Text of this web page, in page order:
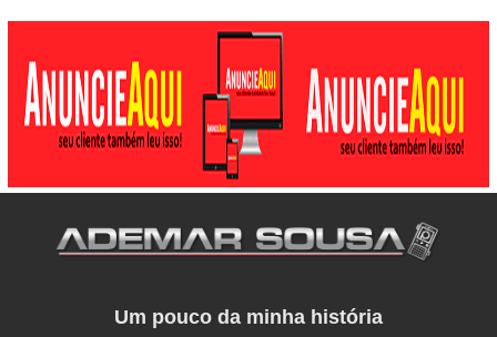
Um pouco da minha história